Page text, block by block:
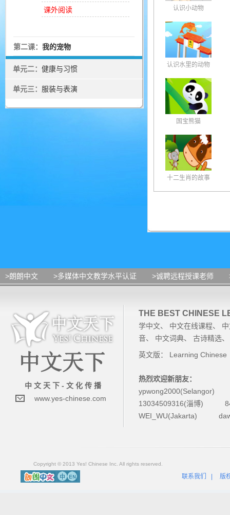
课外阅读
第二课： 我的宠物
单元二： 健康与习惯
单元三： 服装与表演
认识小动物
认识水里的动物
国宝熊猫
十二生肖的故事
>朗朗中文 >多媒体中文教学水平认证 >诚聘远程授课老师
中 文 天 下 - 文 化 传 播
www.yes-chinese.com
THE BEST CHINESE
学中文、 中文在线课程、
音、 中文词典、 古诗精选
英文版： Learning Chinese
热烈欢迎新朋友：
ypwong2000(Selangor)
13034509316(淄博)
WEI_WU(Jakarta)
Copyright © 2013 Yes! Chinese Inc. All rights reserved.
联系我们 | 版